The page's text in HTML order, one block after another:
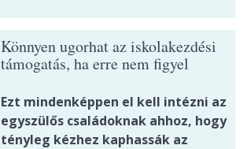
Könnyen ugorhat az iskolakezdési
támogatás, ha erre nem figyel
Ezt mindenképpen el kell intézni az
egyszülős családoknak ahhoz, hogy
tényleg kézhez kaphassák az